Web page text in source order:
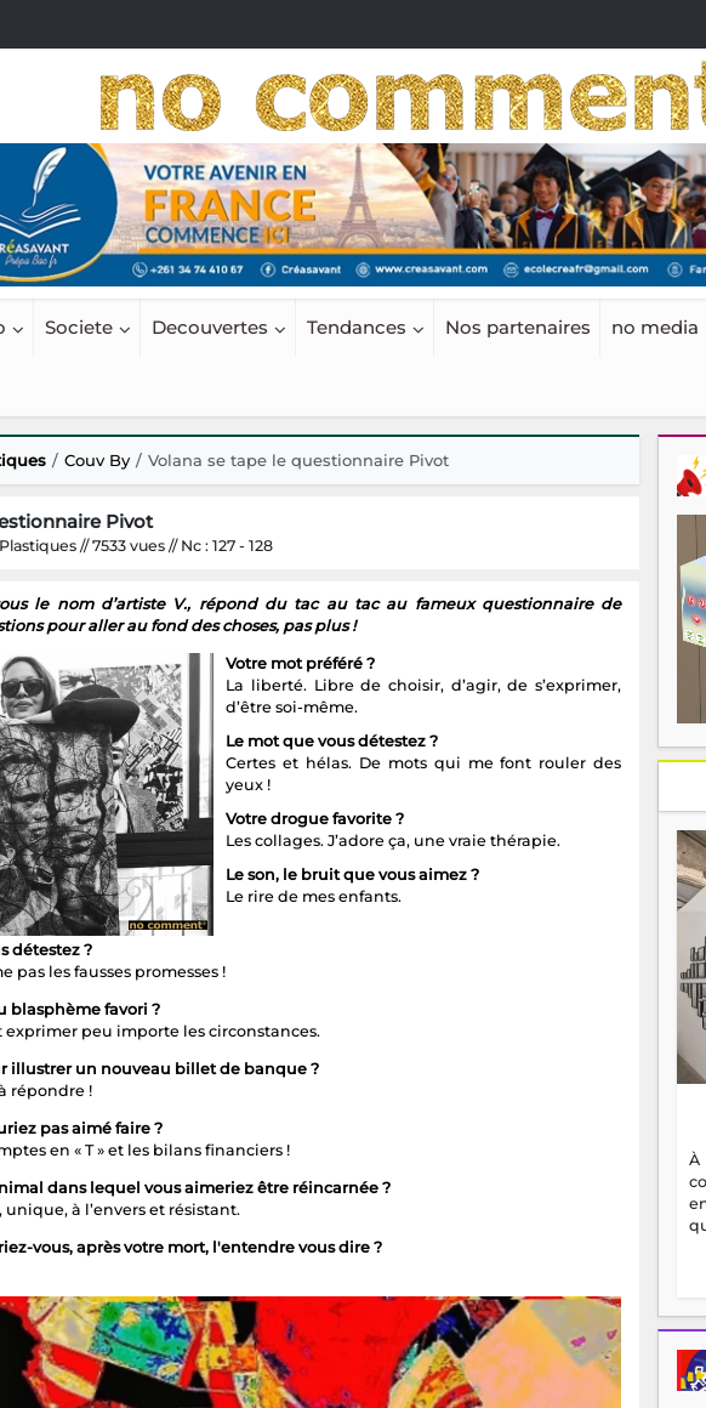
Societe Decouvertes Tendances Nos partenaires no media
Couv By Volana se tape le questionnaire Pivot
Pivot
// 7533 vues // Nc : 127 - 128
le nom d’artiste V., répond du tac au tac au fameux questionnaire de
pour aller au fond des choses, pas plus !
Votre mot préféré ?
La liberté. Libre de choisir, d’agir, de s’exprimer,
d’être soi-même.
Le mot que vous détestez ?
Certes et hélas. De mots qui me font rouler des
yeux !
Votre drogue favorite ?
Les collages. J’adore ça, une vraie thérapie.
Le son, le bruit que vous aimez ?
Le rire de mes enfants.
détestez ?
pas les fausses promesses !
blasphème favori ?
peu importe les circonstances.
illustrer un nouveau billet de banque ?
répondre !
pas aimé faire ?
en « T » et les bilans financiers !
dans lequel vous aimeriez être réincarnée ?
à l’envers et résistant.
vous, après votre mort, l'entendre vous dire ?